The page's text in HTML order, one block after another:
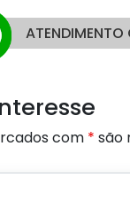
ATENDIMENTO
com * são